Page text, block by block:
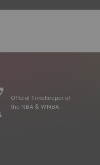
Official Timekeeper of
the NBA & WNBA